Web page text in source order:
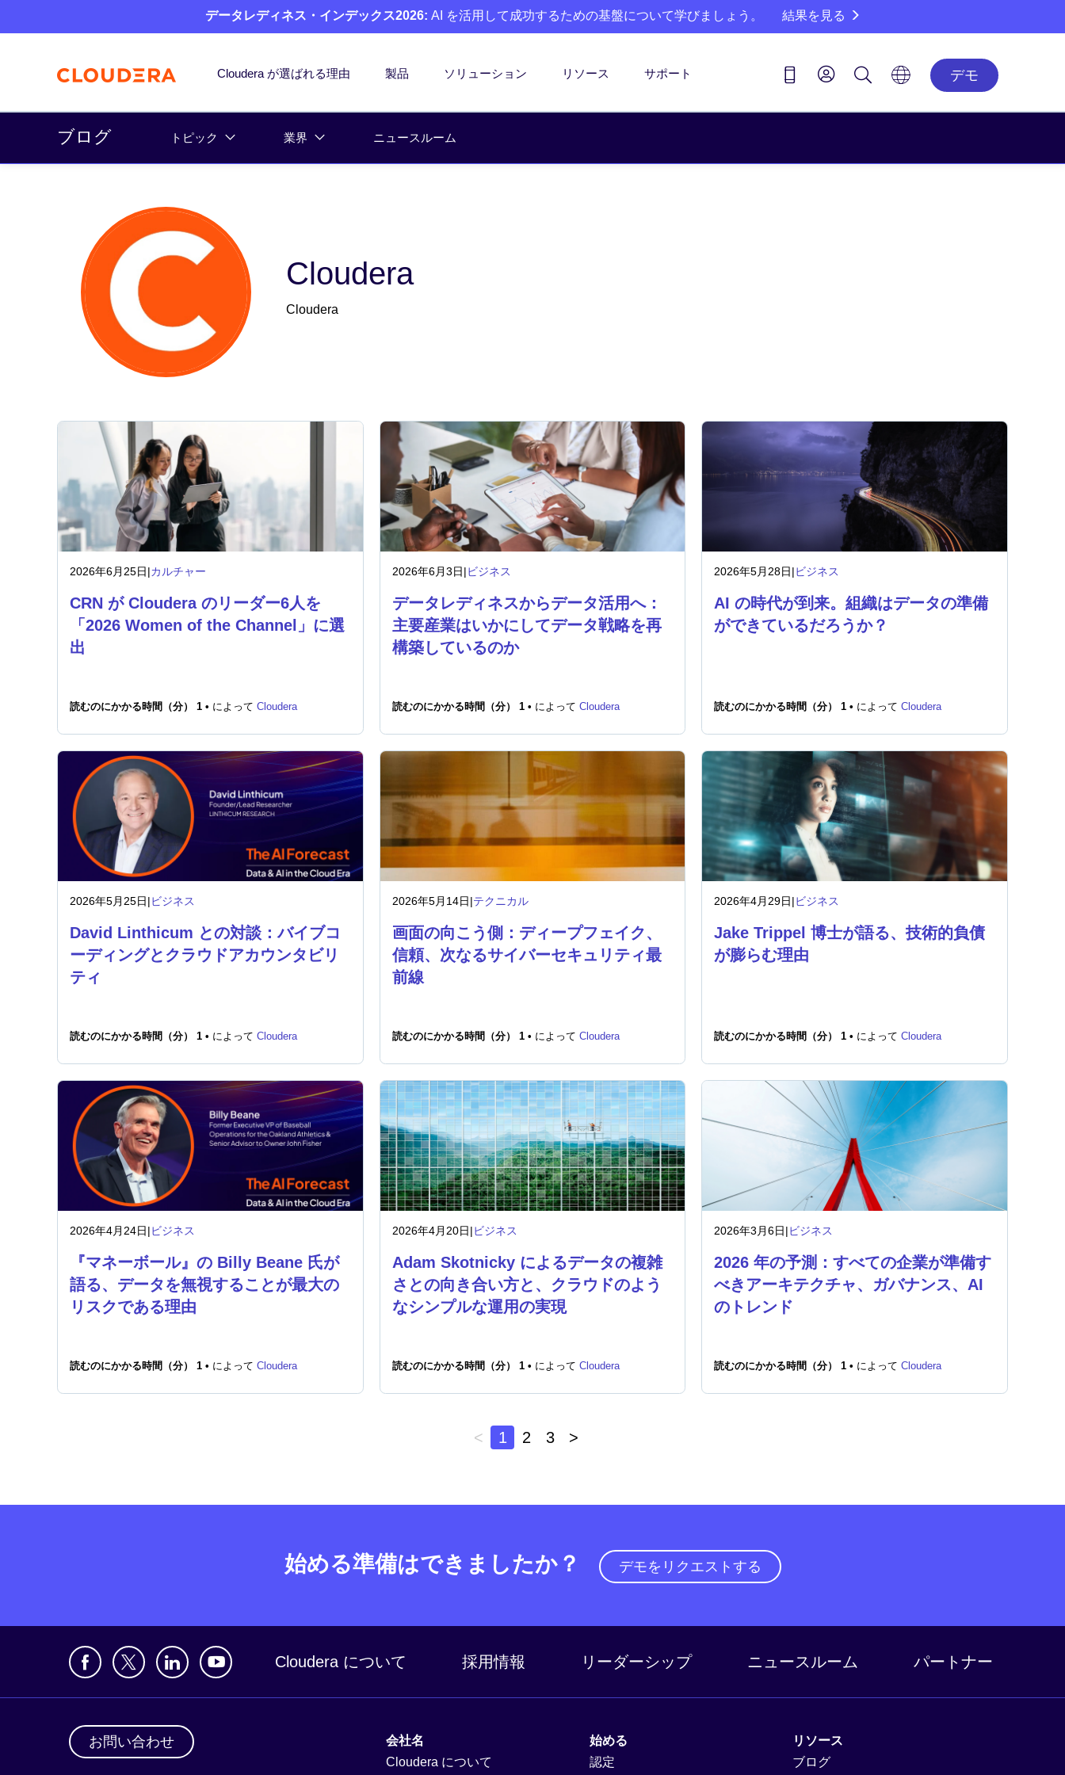
データレディネス・インデックス2026: AI を活用して成功するための基盤について学びましょう。 結果を見る
Cloudera が選ばれる理由 製品 ソリューション リソース サポート デモ
ブログ トピック 業界 ニュースルーム
Cloudera
Cloudera
2026年6月25日|カルチャー
CRN が Cloudera のリーダー6人を
「2026 Women of the Channel」に選
出
読むのにかかる時間（分） 1 • によって Cloudera
2026年6月3日|ビジネス
データレディネスからデータ活用へ：
主要産業はいかにしてデータ戦略を再
構築しているのか
読むのにかかる時間（分） 1 • によって Cloudera
2026年5月28日|ビジネス
AI の時代が到来。組織はデータの準備
ができているだろうか？
読むのにかかる時間（分） 1 • によってCloudera
2026年5月25日|ビジネス
David Linthicum との対談：バイブコ
ーディングとクラウドアカウンタビリ
ティ
読むのにかかる時間（分） 1 • によって Cloudera
2026年5月14日|テクニカル
画面の向こう側：ディープフェイク、
信頼、次なるサイバーセキュリティ最
前線
読むのにかかる時間（分） 1 • によって Cloudera
2026年4月29日|ビジネス
Jake Trippel 博士が語る、技術的負債
が膨らむ理由
読むのにかかる時間（分） 1 • によってCloudera
2026年4月24日|ビジネス
『マネーボール』の Billy Beane 氏が
語る、データを無視することが最大の
リスクである理由
読むのにかかる時間（分） 1 • によって Cloudera
2026年4月20日|ビジネス
Adam Skotnicky によるデータの複雑
さとの向き合い方と、クラウドのよう
なシンプルな運用の実現
読むのにかかる時間（分） 1 • によって Cloudera
2026年3月6日|ビジネス
2026 年の予測：すべての企業が準備す
べきアーキテクチャ、ガバナンス、AI
のトレンド
読むのにかかる時間（分） 1 • によってCloudera
< 1 2 3 >
始める準備はできましたか？ デモをリクエストする
Cloudera について 採用情報 リーダーシップ ニュースルーム パートナー
お問い合わせ
会社名
Cloudera について
始める
認定
リソース
ブログ